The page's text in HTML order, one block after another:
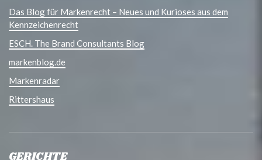
Das Blog für Markenrecht – Neues und Kurioses aus dem
Kennzeichenrecht
ESCH. The Brand Consultants Blog
markenblog.de
Markenradar
Rittershaus